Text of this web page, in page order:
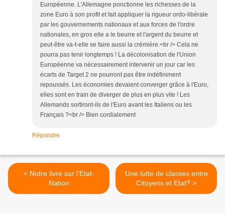
Européenne. L'Allemagne ponctionne les richesses de la
zone Euro à son profit et fait appliquer la rigueur ordo-libérale
par les gouvernements nationaux et aux forces de l'ordre
nationales, en gros elle a le beurre et l'argent du beurre et
peut-être va-t-elle se faire aussi la crémière.<br /> Cela ne
pourra pas tenir longtemps ! La décolonisation de l'Union
Européenne va nécessairement intervenir un jour car les
écarts de Target 2 ne pourront pas être indéfiniment
repoussés. Les économies devaient converger grâce à l'Euro,
elles sont en train de diverger de plus en plus vite ! Les
Allemands sortiront-ils de l'Euro avant les Italiens ou les
Français ?<br /> Bien cordialement
Répondre
< Notre livre sur l'Etat-
Nation
Une lutte de classes entre
Citoyens et Etat? >